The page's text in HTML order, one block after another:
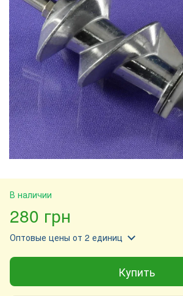
В наличии
280 грн
Оптовые цены от 2 единиц
Купить